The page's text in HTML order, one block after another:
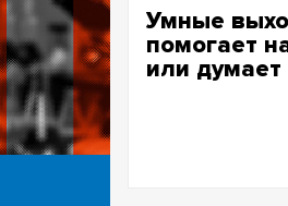
Умные
помогает
или думает